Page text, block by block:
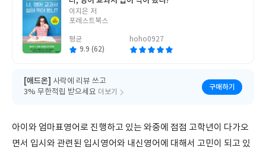
글
쓴
이지은 저
포레스트북스
평균
9.9 (62)
hoho0927
[애드온] 사락에 리뷰 쓰고
3% 무한적립 받으세요 더보기
구매하기
아이와 엄마표영어로 진행하고 있는 와중에 점점 고학년이 다가오
면서 입시와 관련된 입시영어와 내신영어에 대해서 고민이 되고 있